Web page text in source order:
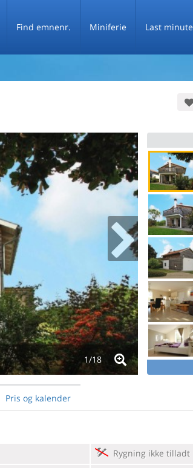
Find emnenr. Miniferie Last minute
1/18
Pris og kalender
Rygning ikke tilladt